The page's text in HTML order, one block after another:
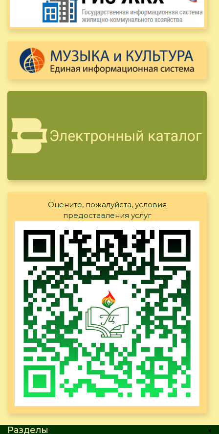
Оцените, пожалуйста, условия
предоставления услуг
Разделы